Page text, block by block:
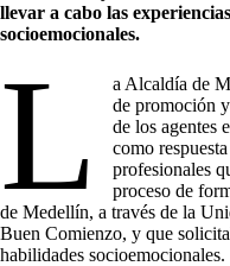
llevar a cabo las
socioemocionales.
L
a Alcaldía de
de promoción
de los agentes
como
profesionales
proceso de
de Medellín, a través de la
Buen Comienzo, y que
habilidades socioemocionales.